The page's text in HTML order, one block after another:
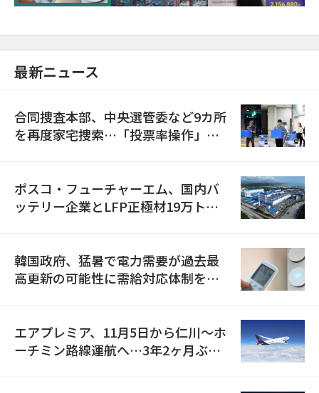
最新ニュース
合同捜査本部、中央選管委など9カ所
を再度家宅捜索…「投票率操作」の
ポスコ・フューチャーエム、国内バ
ッテリー企業とLFP正極材19万トン
韓国政府、猛暑で電力需要が過去最
高更新の可能性に需給対応体制を点
エアプレミア、11月5日から仁川〜ホ
ーチミン路線運航へ…3年2ヶ月ぶり